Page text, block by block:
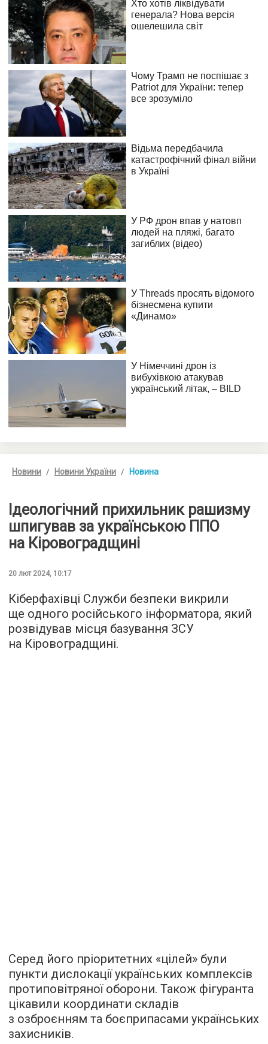
Новини Новини України Новина
Ідеологічний прихильник рашизму
шпигував за українською ППО
на Кіровоградщині
20 лют 2024, 10:17
Кіберфахівці Служби безпеки викрили
ще одного російського інформатора, який
розвідував місця базування ЗСУ
на Кіровоградщині.
Серед його пріоритетних «цілей» були
пункти дислокації українських комплексів
протиповітряної оборони. Також фігуранта
цікавили координати складів
з озброєнням та боєприпасами українських
захисників.